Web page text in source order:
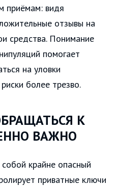
приёмам: видя
отзывы на
средства. Понимание
помогает
на уловки
более трезво.
К
ВАЖНО
крайне опасный
приватные ключи